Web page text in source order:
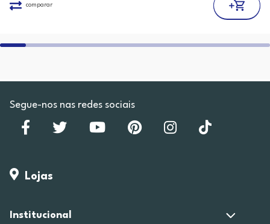
comparar
Segue-nos nas redes sociais
Lojas
Institucional